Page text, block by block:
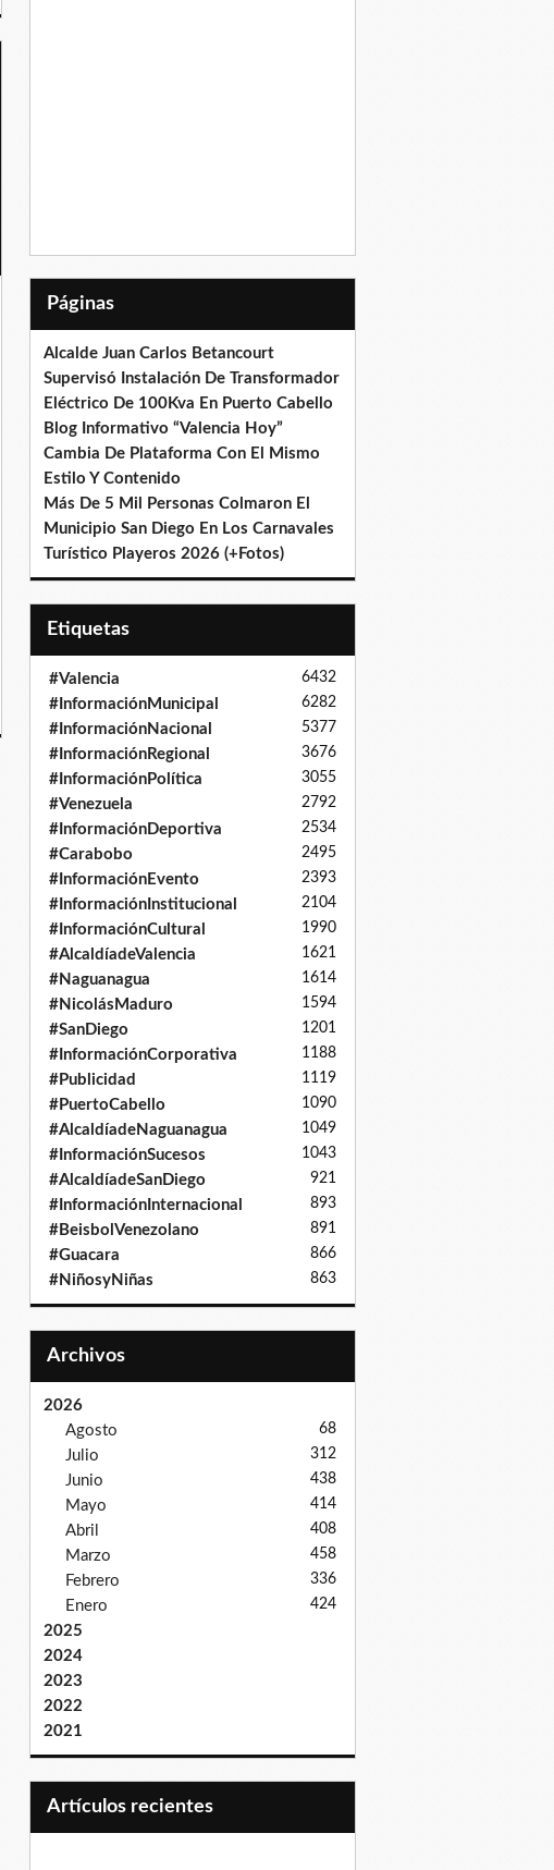
Páginas
Alcalde Juan Carlos Betancourt
Supervisó Instalación De Transformador
Eléctrico De 100Kva En Puerto Cabello
Blog Informativo “Valencia Hoy”
Cambia De Plataforma Con El Mismo
Estilo Y Contenido
Más De 5 Mil Personas Colmaron El
Municipio San Diego En Los Carnavales
Turístico Playeros 2026 (+Fotos)
Etiquetas
#Valencia 6432
#InformaciónMunicipal 6282
#InformaciónNacional 5377
#InformaciónRegional 3676
#InformaciónPolítica 3055
#Venezuela 2792
#InformaciónDeportiva 2534
#Carabobo 2495
#InformaciónEvento 2393
#InformaciónInstitucional 2104
#InformaciónCultural 1990
#AlcaldíadeValencia 1621
#Naguanagua 1614
#NicolásMaduro 1594
#SanDiego 1201
#InformaciónCorporativa 1188
#Publicidad 1119
#PuertoCabello 1090
#AlcaldíadeNaguanagua 1049
#InformaciónSucesos 1043
#AlcaldíadeSanDiego 921
#InformaciónInternacional 893
#BeisbolVenezolano 891
#Guacara 866
#NiñosyNiñas 863
Archivos
2026
Agosto
68
Julio 312
Junio 438
Mayo 414
Abril 408
Marzo 458
Febrero 336
Enero 424
2025
2024
2023
2022
2021
Artículos recientes